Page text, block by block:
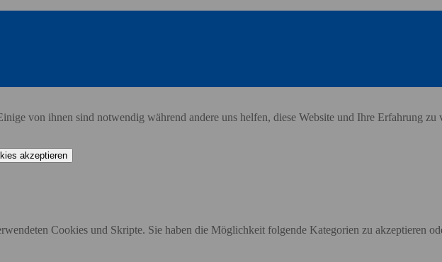
von ihnen sind notwendig während andere uns helfen, diese Website und Ihre Erfahrung
akzeptieren
Cookies und Skripte. Sie haben die Möglichkeit folgende Kategorien zu akzeptieren